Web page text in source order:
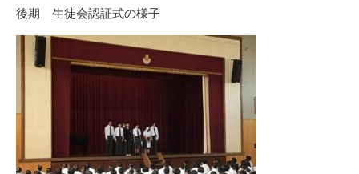
後期 生徒会認証式の様子